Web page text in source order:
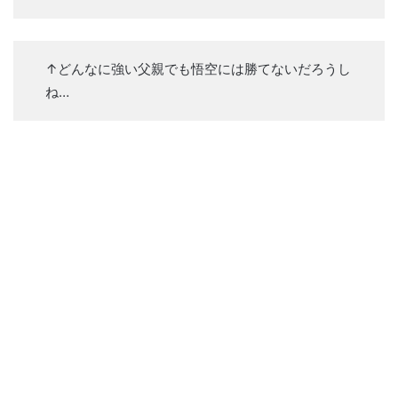
↑どんなに強い父親でも悟空には勝てないだろうし
ね…